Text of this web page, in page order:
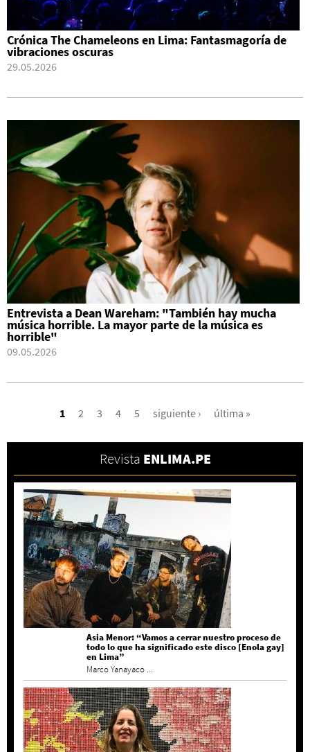
Crónica The Chameleons en Lima: Fantasmagoría de
vibraciones oscuras
29.05.2026
Entrevista a Dean Wareham: "También hay mucha
música horrible. La mayor parte de la música es
horrible"
09.05.2026
1 2 3 4 5 siguiente › última »
Revista ENLIMA.PE
Asia Menor: “Vamos a cerrar nuestro proceso de
todo lo que ha significado este disco [Enola gay]
en Lima”
Marco Yanayaco ...